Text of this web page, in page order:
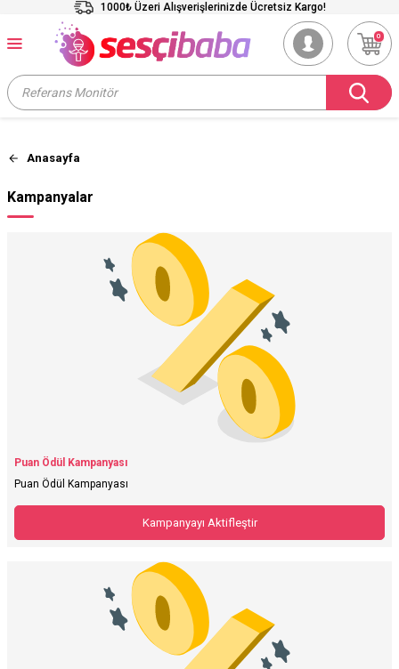
1000₺ Üzeri Alışverişlerinizde Ücretsiz Kargo!
0
Anasayfa
Kampanyalar
Puan Ödül Kampanyası
Puan Ödül Kampanyası
Kampanyayı Aktifleştir